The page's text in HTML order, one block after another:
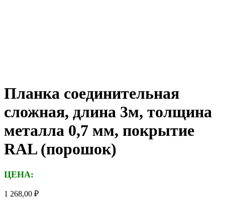
Планка соединительная
сложная, длина 3м, толщина
металла 0,7 мм, покрытие
RAL (порошок)
ЦЕНА:
1 268,00 ₽